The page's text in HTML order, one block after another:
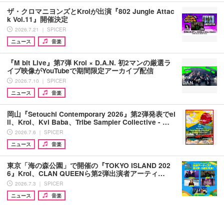
ザ・クロマニヨンズとKroiが出演『802 Jungle Attac
k Vol.11』開催決定
2026.7.21 ｜ SPICER
ニュース
音楽
『M bit Live』第7弾 Kroi × D.A.N. 初2マンの厳選ラ
イブ映像がYouTubeで期間限定アーカイブ配信
2026.7.10 ｜ SPICER
ニュース
音楽
岡山『Setouchi Contemporary 2026』第2弾発表でei
ll、Kroi、Kvi Baba、Tribe Sampler Collective - …
2026.7.6 ｜ SPICER
ニュース
音楽
東京「海の森公園」で開催の『TOKYO ISLAND 202
6』Kroi、CLAN QUEENら第2弾出演者アーティ…
2026.7.3 ｜ SPICER
ニュース
音楽